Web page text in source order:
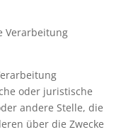
Verarbeitung
oder juristische
andere Stelle, die
über die Zwecke